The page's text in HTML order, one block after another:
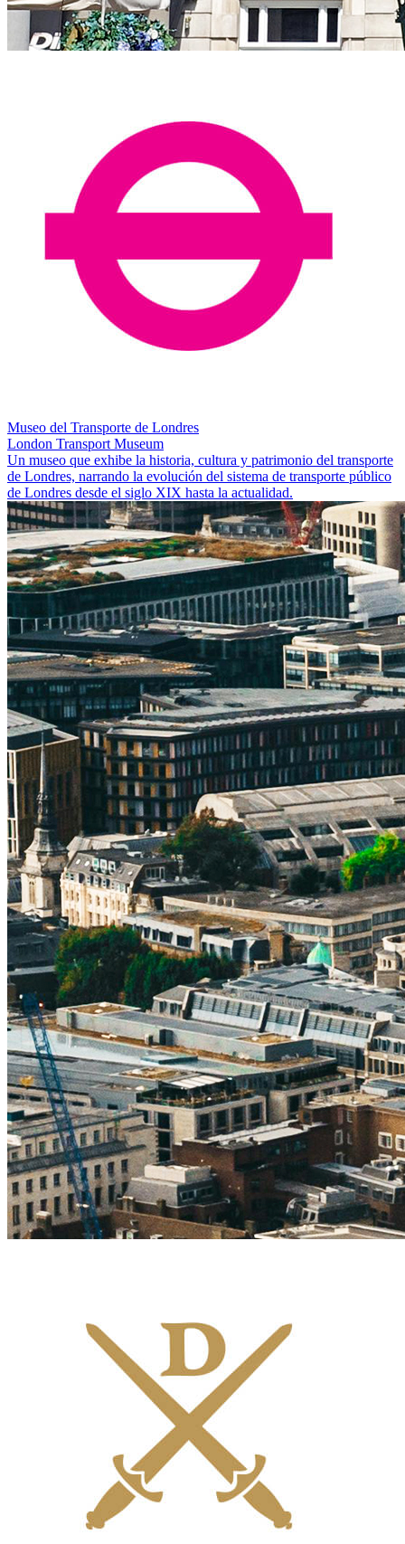
Museo del Transporte de Londres
London Transport Museum
Un museo que exhibe la historia, cultura y patrimonio del transporte
de Londres, narrando la evolución del sistema de transporte público
de Londres desde el siglo XIX hasta la actualidad.